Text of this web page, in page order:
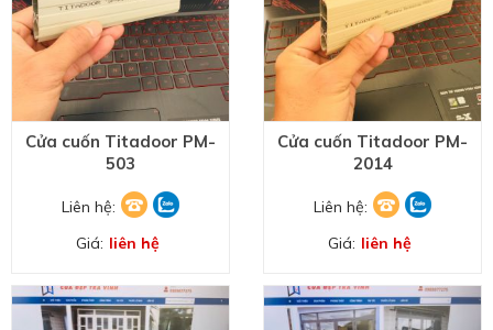
Cửa cuốn Titadoor PM-
503
Liên hệ:
Giá: liên hệ
Cửa cuốn Titadoor PM-
2014
Liên hệ:
Giá: liên hệ